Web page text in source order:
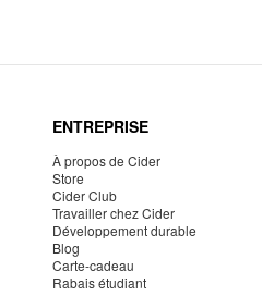
ENTREPRISE
À propos de Cider
Store
Cider Club
Travailler chez Cider
Développement durable
Blog
Carte-cadeau
Rabais étudiant